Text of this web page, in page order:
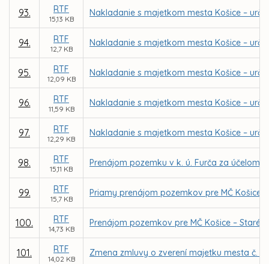
93. RTF
15,13 KB
Nakladanie s majetkom mesta Košice –
94. RTF
12,7 KB
Nakladanie s majetkom mesta Košice –
95. RTF
12,09 KB
Nakladanie s majetkom mesta Košice –
96. RTF
11,59 KB
Nakladanie s majetkom mesta Košice –
97. RTF
12,29 KB
Nakladanie s majetkom mesta Košice –
98. RTF
15,11 KB
Prenájom pozemku v k. ú. Furča za účelom
99. RTF
15,7 KB
Priamy prenájom pozemkov pre MČ Košice
100. RTF
14,73 KB
Prenájom pozemkov pre MČ Košice –
101. RTF
14,02 KB
Zmena zmluvy o zverení majetku mesta č.